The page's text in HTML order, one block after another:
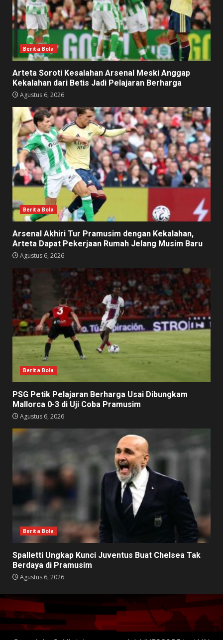
Berita Bola
Arteta Soroti Kesalahan Arsenal Meski Anggap
Kekalahan dari Betis Jadi Pelajaran Berharga
Agustus 6, 2026
Berita Bola
Arsenal Akhiri Tur Pramusim dengan Kekalahan,
Arteta Dapat Pekerjaan Rumah Jelang Musim Baru
Agustus 6, 2026
Berita Bola
PSG Petik Pelajaran Berharga Usai Dibungkam
Mallorca 0-3 di Uji Coba Pramusim
Agustus 6, 2026
Berita Bola
Spalletti Ungkap Kunci Juventus Buat Chelsea Tak
Berdaya di Pramusim
Agustus 6, 2026